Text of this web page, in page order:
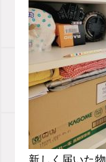
新しく届いた